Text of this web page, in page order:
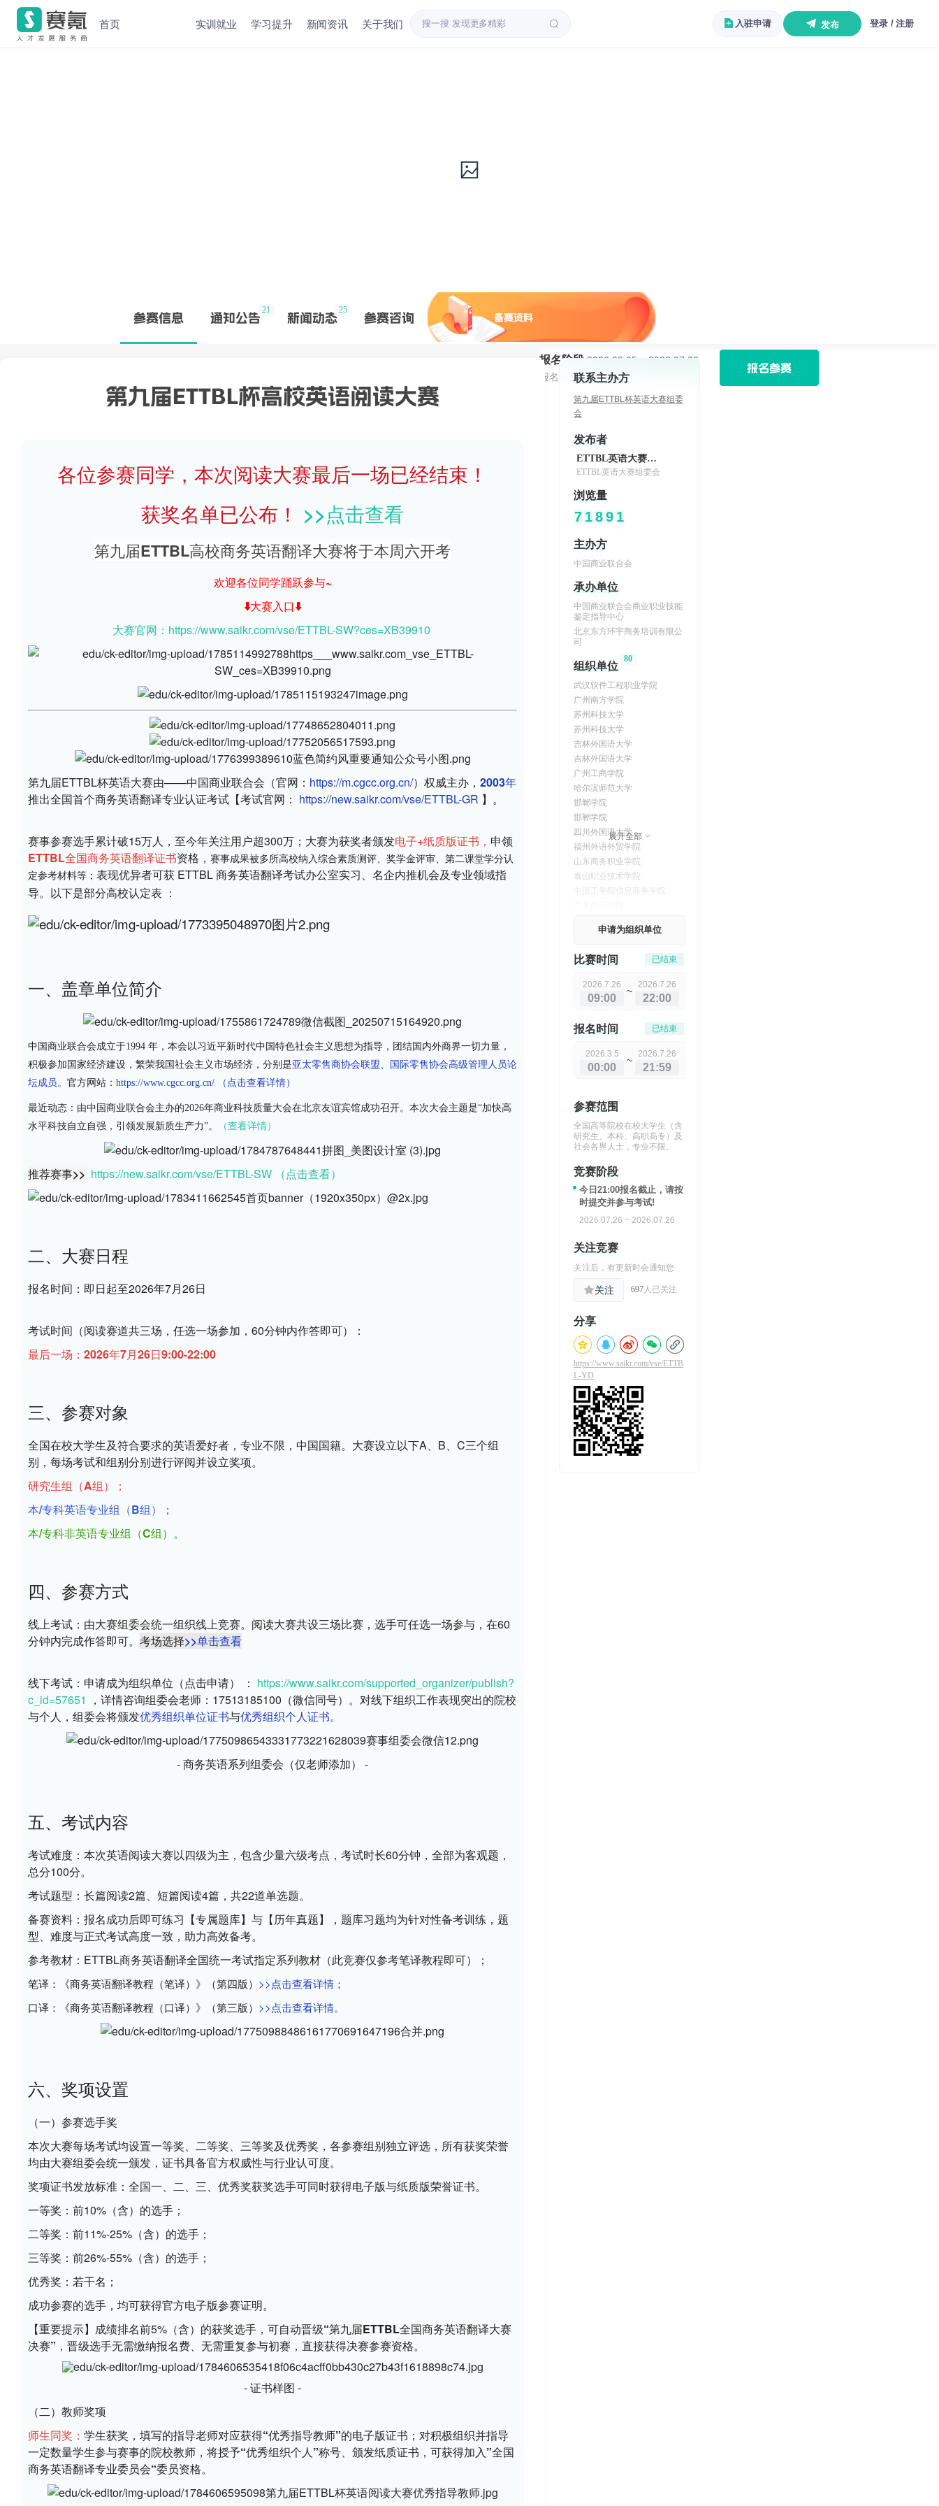
首页 实训就业 学习提升 新闻资讯 关于我们 入驻申请 发布 登录 / 注册
参赛信息 通知公告
21
新闻动态
25
参赛咨询 备赛资料
报名阶段 2026.03.05 ~ 2026.07.26
报名已结束
报名参赛
第九届ETTBL杯高校英语阅读大赛
各位参赛同学，本次阅读大赛最后一场已经结束！
获奖名单已公布！ >>点击查看
第九届ETTBL高校商务英语翻译大赛将于本周六开考
欢迎各位同学踊跃参与~
⬇️大赛入口⬇️
大赛官网：https://www.saikr.com/vse/ETTBL-SW?ces=XB39910
第九届ETTBL杯英语大赛由——中国商业联合会（官网： https://m.cgcc.org.cn/）权威主办， 2003年
推出全国首个商务英语翻译专业认证考试【考试官网： https://new.saikr.com/vse/ETTBL-GR 】。
赛事参赛选手累计破15万人，至今年关注用户超300万；大赛为获奖者颁发电子+纸质版证书， 申领
ETTBL全国商务英语翻译证书资格， 赛事成果被多所高校纳入综合素质测评、奖学金评审、第二课堂学分认
定参考材料等 ； 表现优异者可获 ETTBL 商务英语翻译考试办公室实习、名企内推机会及专业领域指
导。以下是部分高校认定表 ：
一、盖章单位简介
中国商业联合会成立于1994 年，本会以习近平新时代中国特色社会主义思想为指导，团结国内外商界一切力量，
积极参加国家经济建设，繁荣我国社会主义市场经济，分别是亚太零售商协会联盟、国际零售协会高级管理人员论
坛成员。 官方网站： https://www.cgcc.org.cn/ （点击查看详情）
最近动态：由中国商业联合会主办的2026年商业科技质量大会在北京友谊宾馆成功召开。本次大会主题是“加快高
水平科技自立自强，引领发展新质生产力”。
（查看详情）
推荐赛事>> https://new.saikr.com/vse/ETTBL-SW （点击查看）
二、大赛日程
报名时间： 即日起至2026年7月26日
考试时间 （阅读赛道共三场，任选一场参加，60分钟内作答即可）：
最后一场：2026年7月26日9:00-22:00
三、参赛对象
全国在校大学生及符合要求的英语爱好者，专业不限，中国国籍。大赛设立以下A、B、C三个组
别，每场考试和组别分别进行评阅并设立奖项。
研究生组（A组）；
本/专科英语专业组（B组）；
本/专科非英语专业组（C组）。
四、参赛方式
线上考试： 由大赛组委会统一组织线上竞赛。阅读大赛共设三场比赛，选手可任选一场参与，在60
分钟内完成作答即可。 考场选择>>单击查看
线下考试： 申请成为组织单位（点击申请） ： https://www.saikr.com/supported_organizer/publish?
c_id=57651
，详情咨询组委会老师：17513185100（微信同号）。对线下组织工作表现突出的院校
与个人，组委会将颁发优秀组织单位证书与优秀组织个人证书。
- 商务英语系列组委会（仅老师添加） -
五、考试内容
考试难度： 本次英语阅读大赛以四级为主，包含少量六级考点， 考试时长60分钟，全部为客观题，
总分100分。
考试题型： 长篇阅读2篇、短篇阅读4篇，共22道单选题。
备赛资料： 报名成功后即可练习【专属题库】与【历年真题】，题库习题均为针对性备考训练，题
型、难度与正式考试高度一致，助力高效备考。
参考教材： ETTBL商务英语翻译全国统一考试指定系列教材（此竞赛仅参考笔译教程即可）；
笔译：《商务英语翻译教程（笔译）》（第四版） >>点击查看详情 ；
口译：《商务英语翻译教程（口译）》（第三版） >>点击查看详情。
六、奖项设置
（一）参赛选手奖
本次大赛每场考试均设置一等奖、二等奖、三等奖及优秀奖 ，各参赛组别独立评选，所有获奖荣誉
均由大赛组委会统一颁发，证书具备官方权威性与行业认可度。
奖项证书发放标准： 全国一、二、三、优秀奖获奖选手可同时获得电子版与纸质版荣誉证书。
一等奖： 前10%（含）的选手；
二等奖： 前11%-25%（含）的选手；
三等奖： 前26%-55%（含）的选手；
优秀奖： 若干名；
成功参赛的选手，均可获得官方电子版参赛证明。
【重要提示】 成绩排名前5%（含）的获奖选手，可自动晋级“第九届ETTBL全国商务英语翻译大赛
决赛” ，晋级选手无需缴纳报名费、无需重复参与初赛，直接获得决赛参赛资格。
- 证书样图 -
（二）教师奖项
师生同奖： 学生获奖，填写的指导老师对应获得“优秀指导教师”的电子版证书；对积极组织并指导
一定数量学生参与赛事的院校教师，将授予“优秀组织个人”称号、颁发纸质证书，可获得加入”全国
商务英语翻译专业委员会“委员资格。
联系主办方
第九届ETTBL杯英语大赛组委
会
发布者
ETTBL英语大赛组委会
ETTBL英语大赛组委会
浏览量
7 1 8 9 1
主办方
中国商业联合会
承办单位
中国商业联合会商业职业技能
鉴定指导中心
北京东方环宇商务培训有限公
司
组织单位
80
武汉软件工程职业学院
广州南方学院
苏州科技大学
苏州科技大学
吉林外国语大学
吉林外国语大学
广州工商学院
哈尔滨师范大学
邯郸学院
邯郸学院
四川外国语大学
福州外语外贸学院
山东商务职业学院
泰山职业技术学院
中原工学院信息商务学院
展开全部
申请为组织单位
比赛时间 已结束
2026.7.26
09:00
~
2026.7.26
22:00
报名时间 已结束
2026.3.5
00:00
~
2026.7.26
21:59
参赛范围
全国高等院校在校大学生（含
研究生、本科、高职高专）及
社会各界人士，专业不限。
竞赛阶段
今日21:00报名截止，请按
时提交并参与考试!
2026.07.26 ~ 2026.07.26
关注竞赛
关注后，有更新时会通知您
关注 697人已关注
分享
https://www.saikr.com/vse/ETTB
L-YD